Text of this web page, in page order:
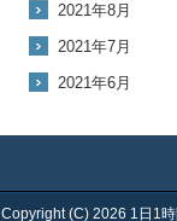
2021年8月
2021年7月
2021年6月
Copyright (C) 2026 1日1